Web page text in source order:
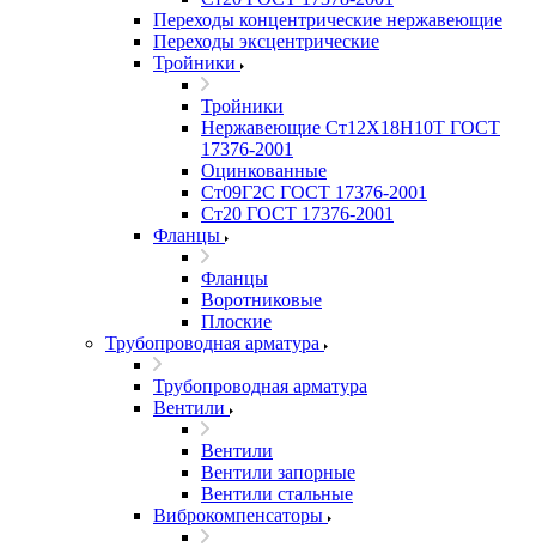
Переходы концентрические нержавеющие
Переходы эксцентрические
Тройники
Тройники
Нержавеющие Ст12Х18Н10Т ГОСТ
17376-2001
Оцинкованные
Ст09Г2С ГОСТ 17376-2001
Ст20 ГОСТ 17376-2001
Фланцы
Фланцы
Воротниковые
Плоские
Трубопроводная арматура
Трубопроводная арматура
Вентили
Вентили
Вентили запорные
Вентили стальные
Виброкомпенсаторы